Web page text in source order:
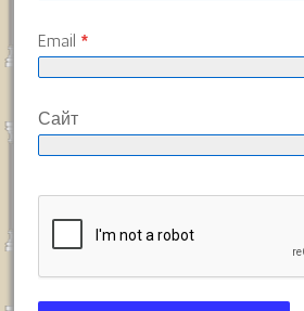
Email *
Сайт